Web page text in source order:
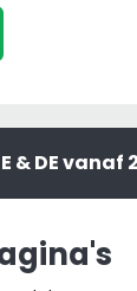
Wandbord
cm
aantal
& DE vanaf